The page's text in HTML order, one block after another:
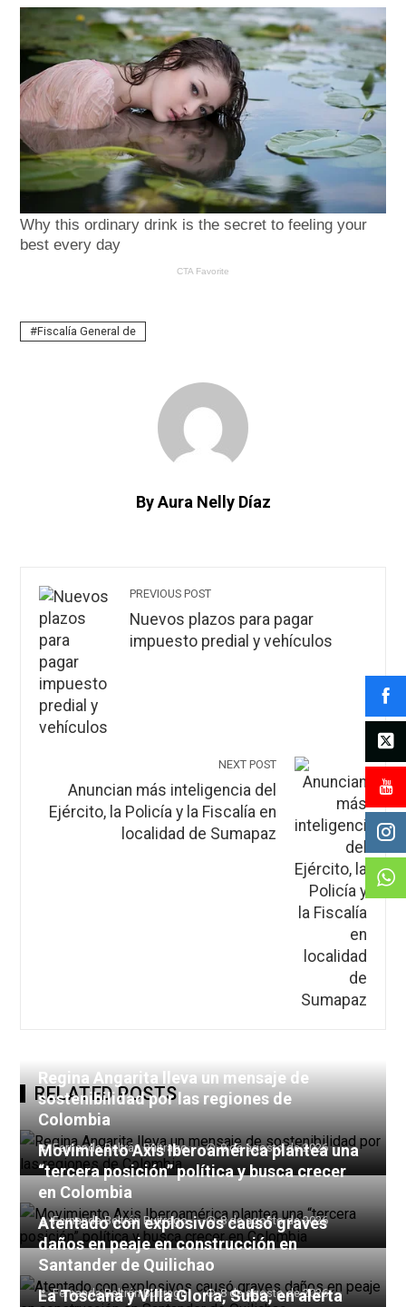
Fiscalía General de
By Aura Nelly Díaz
PREVIOUS POST
Nuevos plazos para pagar
impuesto predial y vehículos
NEXT POST
Anuncian más inteligencia del
Ejército, la Policía y la Fiscalía en
localidad de Sumapaz
RELATED POSTS
Regina Angarita lleva un mensaje de
sostenibilidad por las regiones de
Colombia
Fernanda Beltrán Buitrago 8 de agosto de 2026
Movimiento Axis Iberoamérica plantea una
“tercera posición” política y busca crecer
en Colombia
Fernanda Beltrán Buitrago 8 de agosto de 2026
Atentado con explosivos causó graves
daños en peaje en construcción en
Santander de Quilichao
Fernanda Beltrán Buitrago 8 de agosto de 2026
La Toscana y Villa Gloria, Suba, en alerta